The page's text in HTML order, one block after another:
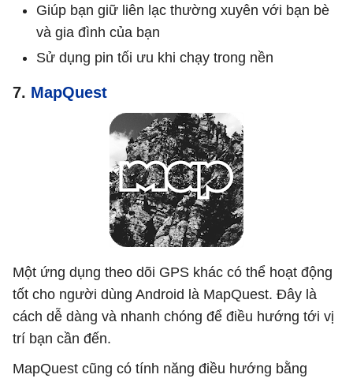
Giúp bạn giữ liên lạc thường xuyên với bạn bè
và gia đình của bạn
Sử dụng pin tối ưu khi chạy trong nền
7. MapQuest
Một ứng dụng theo dõi GPS khác có thể hoạt động
tốt cho người dùng Android là MapQuest. Đây là
cách dễ dàng và nhanh chóng để điều hướng tới vị
trí bạn cần đến.
MapQuest cũng có tính năng điều hướng bằng